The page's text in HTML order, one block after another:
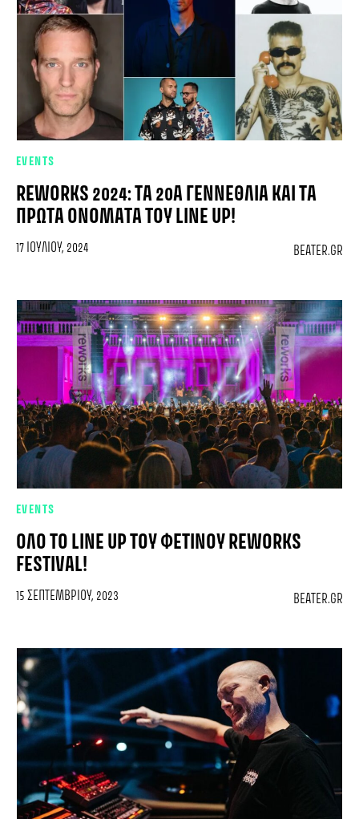
EVENTS
REWORKS 2024: ΤΑ 20Α ΓΕΝΝΈΘΛΙΑ ΚΑΙ ΤΑ
ΠΡΏΤΑ ΟΝΌΜΑΤΑ ΤΟΥ LINE UP!
17 ΙΟΥΛΊΟΥ, 2024 BEATER.GR
EVENTS
ΌΛΟ ΤΟ LINE UP ΤΟΥ ΦΕΤΙΝΟΎ REWORKS
FESTIVAL!
15 ΣΕΠΤΕΜΒΡΊΟΥ, 2023 BEATER.GR